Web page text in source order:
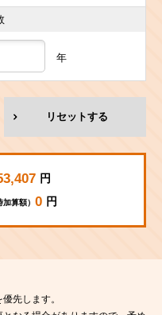
年
リセットする
円
加算額） 0 円
先します。